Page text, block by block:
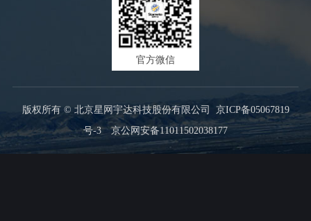
官方微信
版权所有 © 北京星网宇达科技股份有限公司 京ICP备05067819
号-3
京公网安备11011502038177